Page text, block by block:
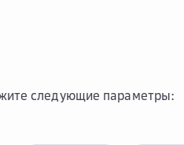
следующие параметры: